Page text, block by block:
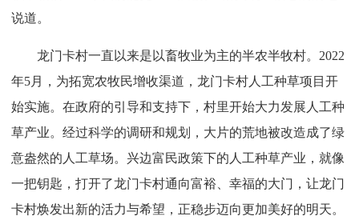
说道。
龙门卡村一直以来是以畜牧业为主的半农半牧村。2022
年5月，为拓宽农牧民增收渠道，龙门卡村人工种草项目开
始实施。在政府的引导和支持下，村里开始大力发展人工种
草产业。经过科学的调研和规划，大片的荒地被改造成了绿
意盎然的人工草场。兴边富民政策下的人工种草产业，就像
一把钥匙，打开了龙门卡村通向富裕、幸福的大门，让龙门
卡村焕发出新的活力与希望，正稳步迈向更加美好的明天。